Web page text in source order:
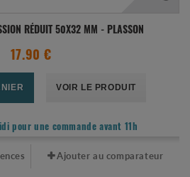
RÉDUIT 50X32 MM - PLASSON
17.90 €
VOIR LE PRODUIT
pour une commande avant 11h
Ajouter au comparateur